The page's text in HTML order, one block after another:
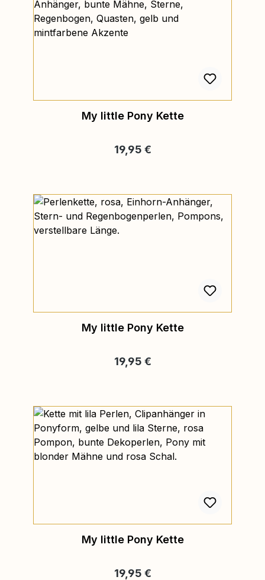
My little Pony Kette
Regulärer Preis:
19,95 €
My little Pony Kette
Regulärer Preis:
19,95 €
My little Pony Kette
Regulärer Preis:
19,95 €